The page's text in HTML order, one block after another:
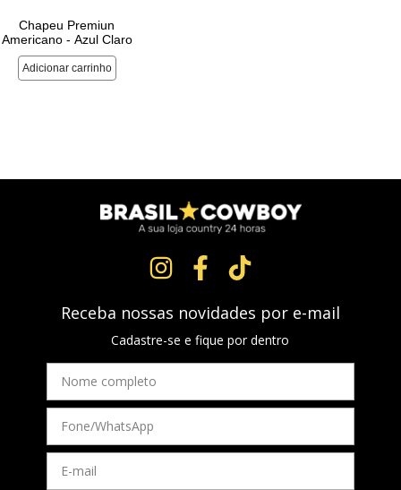
Receba nossas novidades por e-mail
Cadastre-se e fique por dentro